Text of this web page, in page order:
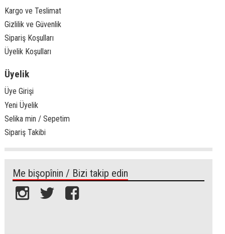
Kargo ve Teslimat
Gizlilik ve Güvenlik
Sipariş Koşulları
Üyelik Koşulları
Üyelik
Üye Girişi
Yeni Üyelik
Selika min / Sepetim
Sipariş Takibi
Me bişopînin / Bizi takip edin